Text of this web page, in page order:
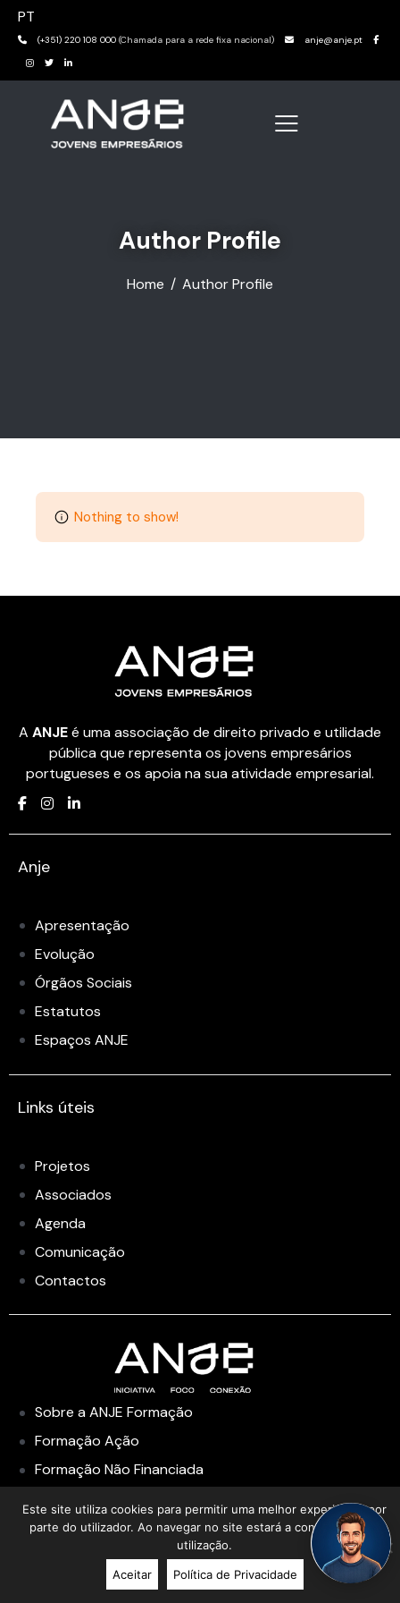
PT
(+351) 220 108 000 (Chamada para a rede fixa nacional) anje@anje.pt
Author Profile
Home Author Profile
Nothing to show!
A ANJEé uma associação de direito privado e utilidade
pública que representa os jovens empresários
portugueses e os apoia na sua atividade empresarial.
Anje
Apresentação
Evolução
Órgãos Sociais
Estatutos
Espaços ANJE
Links úteis
Projetos
Associados
Agenda
Comunicação
Contactos
Sobre a ANJE Formação
Formação Ação
Formação Não Financiada
Academia de Liderança
Este site utiliza cookies para permitir uma melhor experiência por
parte do utilizador. Ao navegar no site estará a consentir a sua
utilização.
Aceitar Política de Privacidade